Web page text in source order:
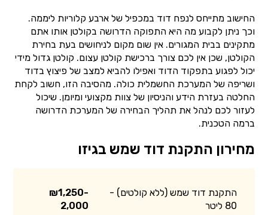
החישוב מתייחס לנפח דוד במכפיל של ארבע קלוריות ליממה.
וכך ניתן לקבוע מה היא התפוקה הדרושה בקולטן אותו אתם
מתקינים בבית המגורים. אין שום מקום לניחושים בעת בחירת
הקולטן, שכן אין לכם צורך ברכישת קולטן עצום. קולטן גדול מידי
יכול לפגוע בתפקוד הדוד ואפילו להביא למצב של פיצוץ בדוד
ושריפה של המערכת החשמלית כולה. מהסיבה הזו, חשוב לקחת
החלטה בעזרת הידע והניסיון של צוות מקצועי ומיומן. שיכול
לעזור לכם לנהל את תהליך הבחירה של המערכת הדרושה
ברמה הטכנית.
מחירון התקנת דוד שמש בגיזו
התקנת דוד שמש (ללא קולטים) -
80 ליטר
₪1,250-
2,000